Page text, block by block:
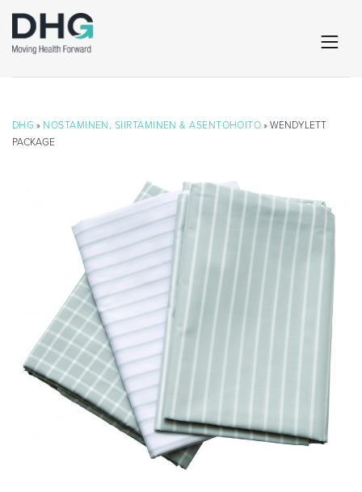
DHG » NOSTAMINEN, SIIRTÄMINEN & ASENTOHOITO » WENDYLETT
PACKAGE